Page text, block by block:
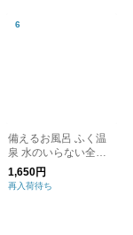
備えるお風呂 ふく温
泉 水のいらない全身
シャンプー パウチタ
イプ 500ml
1,650円
再入荷待ち